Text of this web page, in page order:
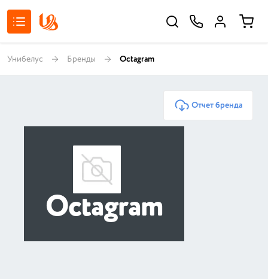
Унибелус Бренды Octagram
Отчет бренда
Octagram